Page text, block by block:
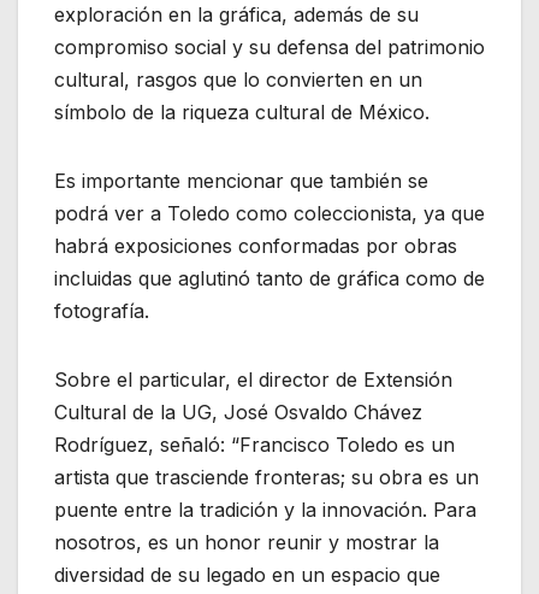
exploración en la gráfica, además de su
compromiso social y su defensa del patrimonio
cultural, rasgos que lo convierten en un
símbolo de la riqueza cultural de México.
Es importante mencionar que también se
podrá ver a Toledo como coleccionista, ya que
habrá exposiciones conformadas por obras
incluidas que aglutinó tanto de gráfica como de
fotografía.
Sobre el particular, el director de Extensión
Cultural de la UG, José Osvaldo Chávez
Rodríguez, señaló: “Francisco Toledo es un
artista que trasciende fronteras; su obra es un
puente entre la tradición y la innovación. Para
nosotros, es un honor reunir y mostrar la
diversidad de su legado en un espacio que